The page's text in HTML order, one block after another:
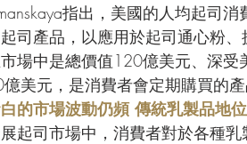
指出，美國的人均起司
司產品，以應用於起司通心粉
市場中是總價值120億美元、深
美元，是消費者會定期購買的
的市場波動仍頻 傳統乳製品地
起司市場中，消費者對於各種